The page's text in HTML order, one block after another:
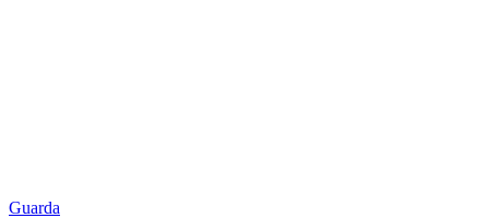
Guarda